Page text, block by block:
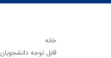
خانه
قابل توجه